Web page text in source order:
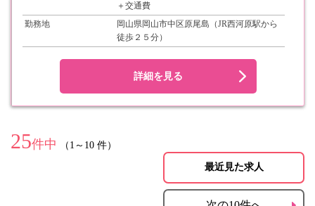
＋交通費
勤務地
岡山県岡山市中区原尾島（JR西河原駅から
徒歩２５分）
詳細を見る
25件中 （1～10 件）
最近見た求人